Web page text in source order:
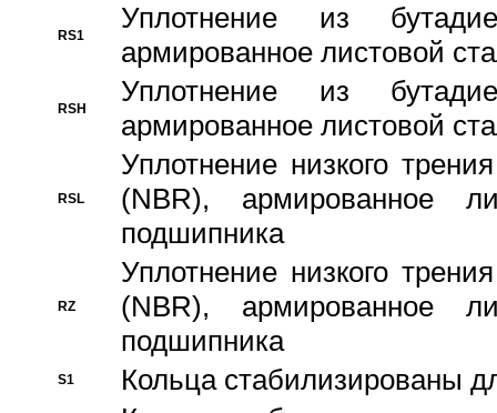
RS1
Уплотнение из
армированное листовой
RSH
Уплотнение из
армированное листовой
RSL
Уплотнение низкого
(NBR), армированное
подшипника
RZ
Уплотнение низкого
(NBR), армированное
подшипника
S1 Кольца стабилизированы